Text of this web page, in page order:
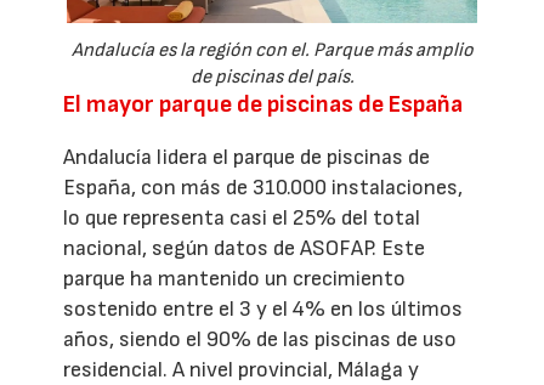
Andalucía es la región con el. Parque más amplio
de piscinas del país.
El mayor parque de piscinas de España
Andalucía lidera el parque de piscinas de
España, con más de 310.000 instalaciones,
lo que representa casi el 25% del total
nacional, según datos de ASOFAP. Este
parque ha mantenido un crecimiento
sostenido entre el 3 y el 4% en los últimos
años, siendo el 90% de las piscinas de uso
residencial. A nivel provincial, Málaga y